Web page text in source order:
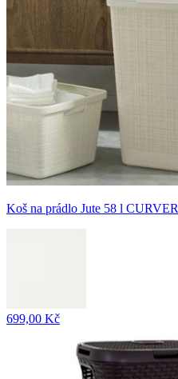
Koš na prádlo Jute 58 l CURVER
699,00 Kč